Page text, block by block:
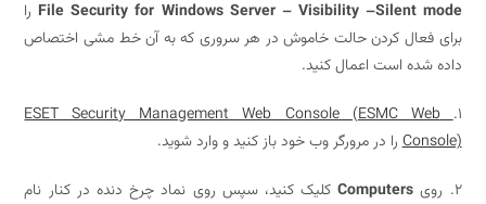
File Security for Windows Server – Visibility –Silent را
کردن حالت خاموش در هر سروری که به آن خط مشی اختصاص
است اعمال کنید.
ESET Security Management Web Console (ESMC
را در مرورگر وب خود باز کنید و وارد شوید.
Computersکلیک کنید، سپس روی نماد چرخ دنده در کنار نام